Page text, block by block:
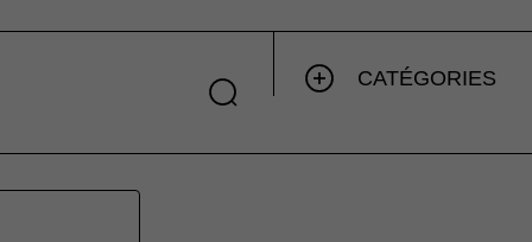
CATÉGORIES